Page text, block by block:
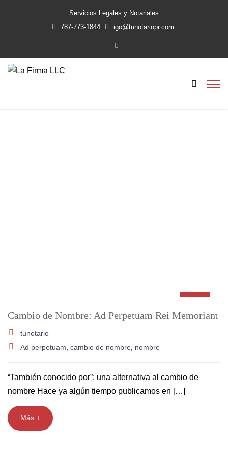
Servicios Legales y Notariales
787-773-1844
igo@tunotariopr.com
Cambio de Nombre: Ad Perpetuam Rei Memoriam
tunotario
Ad perpetuam cambio de nombre nombre
“También conocido por”: una alternativa al cambio de
nombre Hace ya algún tiempo publicamos en […]
Más +